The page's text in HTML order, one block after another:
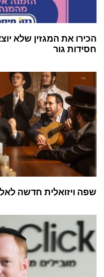
הכירו את המגזין שלא
חסידות גור
שפה ויזואלית חדשה